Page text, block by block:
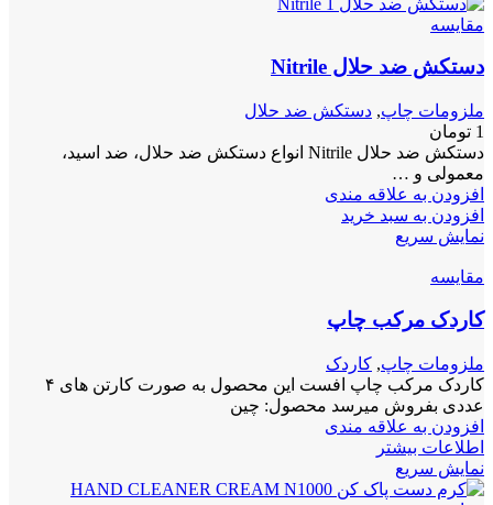
مقايسه
دستکش ضد حلال Nitrile
ملزومات چاپ, دستکش ضد حلال
1 تومان
دستکش ضد حلال Nitrile انواع دستکش ضد حلال، ضد اسید،
معمولی و …
افزودن به علاقه مندی
افزودن به سبد خرید
نمایش سریع
مقايسه
کاردک مرکب چاپ
ملزومات چاپ, کاردک
کاردک مرکب چاپ افست این محصول به صورت کارتن های ۴
عددی بفروش میرسد محصول: چین
افزودن به علاقه مندی
اطلاعات بیشتر
نمایش سریع